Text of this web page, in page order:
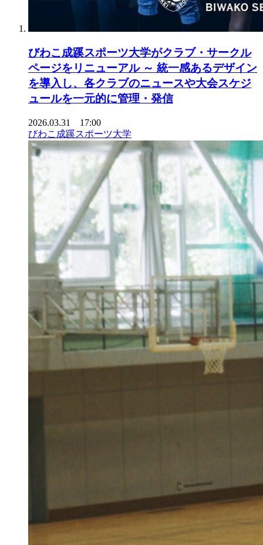
びわこ成蹊スポーツ大学がクラブ・サークル
ページをリニューアル ～ 統一感あるデザイン
を導入し、各クラブのニュースや大会スケジ
ュールを一元的に管理・発信
2026.03.31 17:00
びわこ成蹊スポーツ大学